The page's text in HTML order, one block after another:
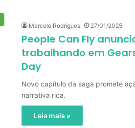
Marcelo Rodrigues 27/01/2025
People Can Fly
trabalhando em
Day
Novo capítulo da saga promete
narrativa rica.
Leia mais »